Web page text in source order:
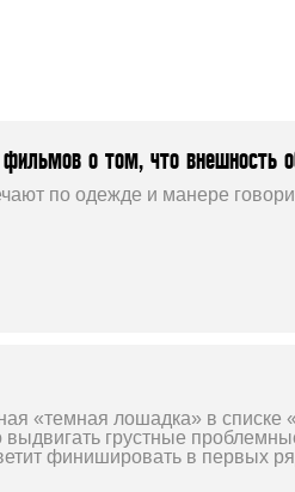
о том, что внешность
по одежде и манере
«темная лошадка» в списке
грустные
финишировать в первых